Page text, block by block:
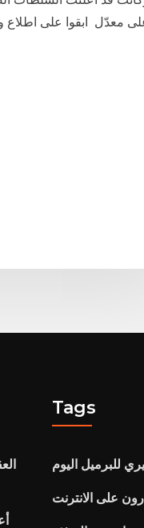
معدّل ابقوا على اطلاع
Tags
للبرميل اليوم
على الانترنت